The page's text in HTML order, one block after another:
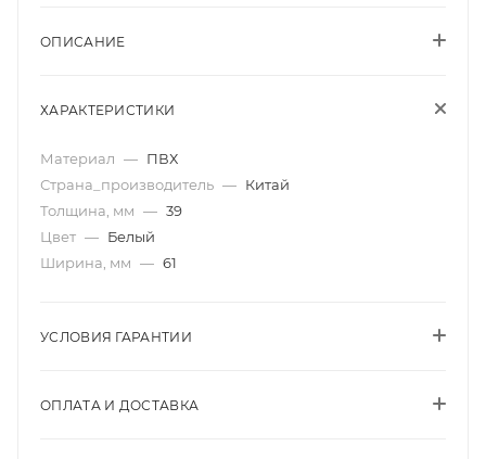
ОПИСАНИЕ
ХАРАКТЕРИСТИКИ
Материал — ПВХ
Страна_производитель — Китай
Толщина, мм — 39
Цвет — Белый
Ширина, мм — 61
УСЛОВИЯ ГАРАНТИИ
ОПЛАТА И ДОСТАВКА